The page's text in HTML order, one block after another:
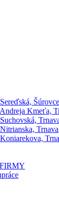
Šúrovce
Kmeťa,
Trnava